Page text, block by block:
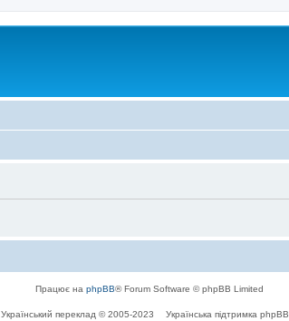
Працює на phpBB® Forum Software © phpBB Limited
Український переклад © 2005-2023 Українська підтримка phpBB